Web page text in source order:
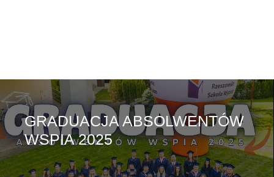
GRADUACJA ABSOLWENTÓW
WSPIA 2025